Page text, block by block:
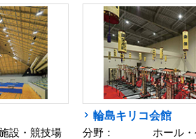
設・競技場
輪島キリコ会館
分野：
ホール